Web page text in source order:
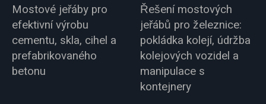
Mostové jeřáby pro
efektivní výrobu
cementu, skla, cihel a
prefabrikovaného
betonu
Řešení mostových
jeřábů pro železnice:
pokládka kolejí, údržba
kolejových vozidel a
manipulace s
kontejnery